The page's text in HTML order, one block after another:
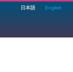
日本語 English